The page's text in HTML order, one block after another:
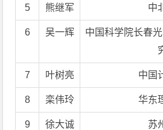
5 熊继军 中
6 吴一辉
中国科学院长春
7 叶树亮 中国
8 栾伟玲 华东
9 徐大诚 苏